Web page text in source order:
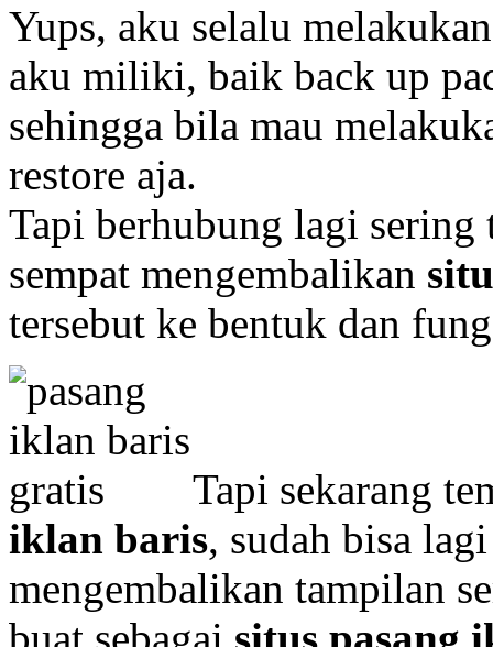
Yups, aku selalu
aku miliki, baik back up
sehingga bila mau
restore aja.
Tapi berhubung lagi
sempat mengembalikan
tersebut ke bentuk dan
Tapi sekarang
iklan baris, sudah bisa
mengembalikan tampilan
buat sebagai situs pasang